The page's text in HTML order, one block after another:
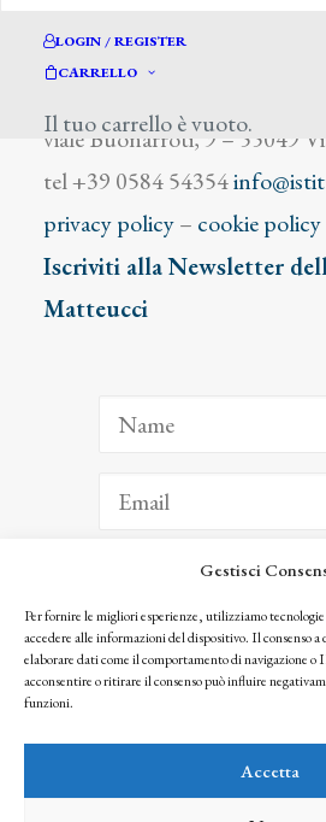
Gestisci
Per fornire le migliori esperienze, utilizziamo
accedere alle informazioni del dispositivo. Il consenso
elaborare dati come il comportamento di navigazione
acconsentire o ritirare il consenso può influire
funzioni.
Accetta
LOGIN / REGISTER
CARRELLO
Il tuo carrello è vuoto.
viale Buonarroti, 9 – 55049
tel +39 0584 54354
privacy policy– cookie policy
Iscriviti alla Newsletter
Matteucci
ISCRIVITI
Facendo clic per iscriverti, riconosci che le tue
seguendo la nostra Privacy Policy
© 2025 Istituto Matteucci. All right reserved
l’autorizzazione scritta dei proprietari dei diritti e